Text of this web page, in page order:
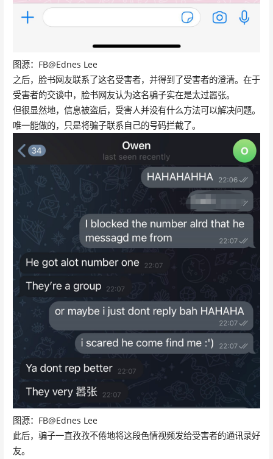
图源：FB@Ednes Lee
之后，脸书网友联系了这名受害者，并得到了受害者的澄清。在于
受害者的交谈中，脸书网友认为这名骗子实在是太过嚣张。
但很显然地，信息被盗后，受害人并没有什么方法可以解决问题。
唯一能做的，只是将骗子联系自己的号码拦截了。
图源：FB@Ednes Lee
此后，骗子一直孜孜不倦地将这段色情视频发给受害者的通讯录好
友。